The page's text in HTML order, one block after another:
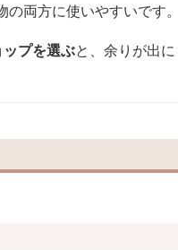
両方に使いやすいです。
プを選ぶと、余りが出